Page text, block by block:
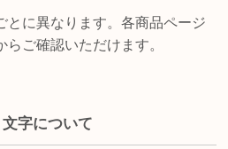
とに異なります。各商品ページ
ご確認いただけます。
文字について